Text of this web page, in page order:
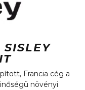
Francia cég a
növényi